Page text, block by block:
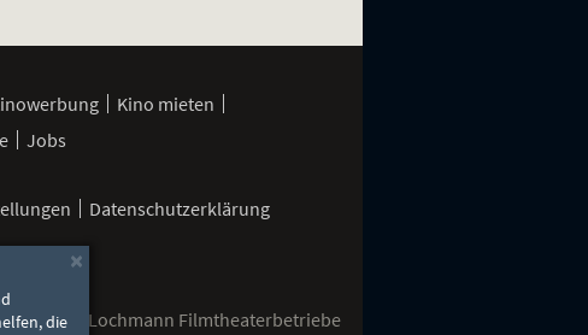
Kino mieten
Jobs
Datenschutzerklärung
© 2026 Lochmann Filmtheaterbetriebe
×
die